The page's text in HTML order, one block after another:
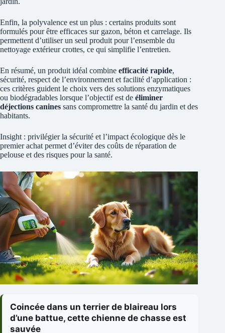
Enfin, la polyvalence est un plus : certains produits sont
formulés pour être efficaces sur gazon, béton et carrelage. Ils
permettent d’utiliser un seul produit pour l’ensemble du
nettoyage extérieur crottes, ce qui simplifie l’entretien.
En résumé, un produit idéal combine efficacité rapide,
sécurité, respect de l’environnement et facilité d’application :
ces critères guident le choix vers des solutions enzymatiques
ou biodégradables lorsque l’objectif est de éliminer
déjections canines sans compromettre la santé du jardin et des
habitants.
Insight : privilégier la sécurité et l’impact écologique dès le
premier achat permet d’éviter des coûts de réparation de
pelouse et des risques pour la santé.
Coincée dans un terrier de blaireau lors
d’une battue, cette chienne de chasse est
sauvée